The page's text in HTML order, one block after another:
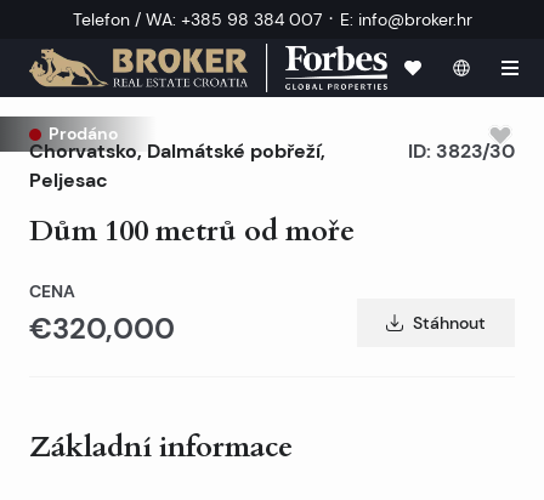
Telefon / WA: +385 98 384 007 · E: info@broker.hr
Prodáno
Chorvatsko, Dalmátské pobřeží,
Peljesac
Dům 100 metrů od moře
ID: 3823/30
CENA
€320,000 Stáhnout
Základní informace